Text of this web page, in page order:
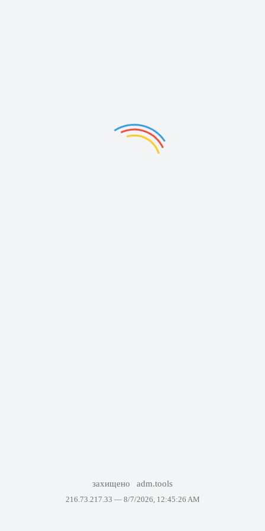
захищено adm.tools
216.73.217.33 — 8/7/2026, 12:45:26 AM